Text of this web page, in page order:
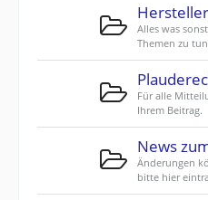
Alles was
Themen zu
Für alle
Ihrem Beitrag.
News
Änderungen
bitte hier